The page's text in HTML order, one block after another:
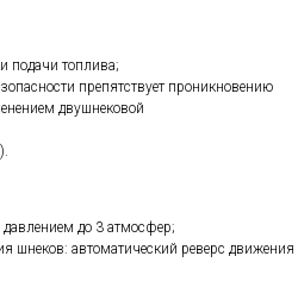
подачи топлива;
препятствует проникновению
двушнековой
давлением до 3 атмосфер;
шнеков: автоматический реверс движения